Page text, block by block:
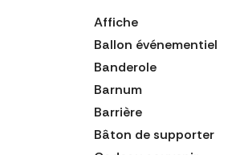
Affiche
Ballon événementiel
Banderole
Barnum
Barrière
Bâton de supporter